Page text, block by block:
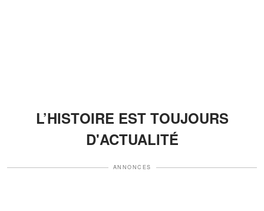
L’HISTOIRE EST TOUJOURS
D'ACTUALITÉ
ANNONCES